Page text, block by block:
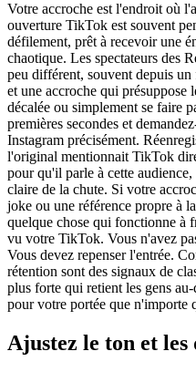
Votre accroche est l'endroit où
ouverture TikTok est souvent
défilement, prêt à recevoir une
chaotique. Les spectateurs des
peu différent, souvent depuis
et une accroche qui présuppose
décalée ou simplement se faire
premières secondes et
Instagram précisément.
l'original mentionnait TikTok
pour qu'il parle à cette
claire de la chute. Si votre
joke ou une référence propre à
quelque chose qui fonctionne à
vu votre TikTok. Vous n'avez
Vous devez repenser l'entrée.
rétention sont des signaux de
plus forte qui retient les gens
pour votre portée que n'importe
Ajustez le ton et